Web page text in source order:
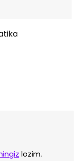
lozim.